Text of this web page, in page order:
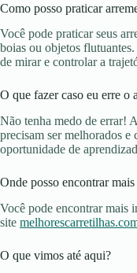
Como posso praticar
Você pode praticar seus
boias ou objetos
de mirar e controlar a
O que fazer caso eu erre o
Não tenha medo de errar!
precisam ser melhorados
oportunidade de
Onde posso encontrar
Você pode encontrar mais
site
O que vimos até aqui?